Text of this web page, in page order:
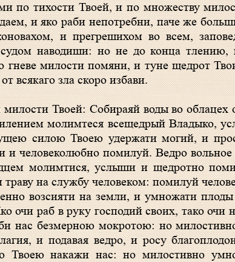
по тихости Твоей, и по множеству
и яко раби непотребни, паче же
и прегрешихом во всем,
наводиши: но не до конца тлению,
гневе милости помяни, и туне щедрот
всякаго зла скоро избави.
Твоей: Собираяй воды во
молимтеся всещедрый Владыко,
силою Твоею удержати могий, и
и человеколюбно помилуй. Ведро
молимтися, услыши и щедротно
на службу человеком: помилуй
возсияти на земли, и умножати
очи раб в руку господий своих, тако
нас безмерною мокротою: но
и подавая ведро, и росу
Твоею накажи нас: но милостивно